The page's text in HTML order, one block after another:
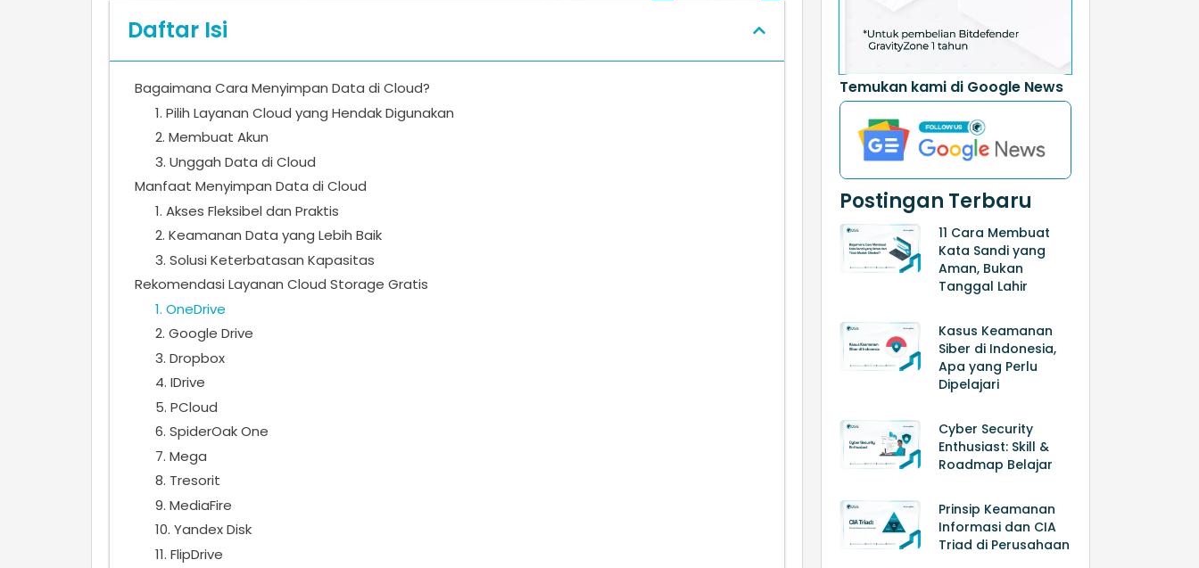
Daftar Isi
Bagaimana Cara Menyimpan Data di Cloud?
1. Pilih Layanan Cloud yang Hendak Digunakan
2. Membuat Akun
3. Unggah Data di Cloud
Manfaat Menyimpan Data di Cloud
1. Akses Fleksibel dan Praktis
2. Keamanan Data yang Lebih Baik
3. Solusi Keterbatasan Kapasitas
Rekomendasi Layanan Cloud Storage Gratis
1. OneDrive
2. Google Drive
3. Dropbox
4. IDrive
5. PCloud
6. SpiderOak One
7. Mega
8. Tresorit
9. MediaFire
10. Yandex Disk
11. FlipDrive
Temukan kami di Google News
Postingan Terbaru
11 Cara Membuat
Kata Sandi yang
Aman, Bukan
Tanggal Lahir
Kasus Keamanan
Siber di Indonesia,
Apa yang Perlu
Dipelajari
Cyber Security
Enthusiast: Skill &
Roadmap Belajar
Prinsip Keamanan
Informasi dan CIA
Triad di Perusahaan